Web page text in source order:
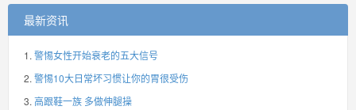
最新资讯
警惕女性开始衰老的五大信号
警惕10大日常坏习惯让你的胃很受伤
高跟鞋一族 多做伸腿操